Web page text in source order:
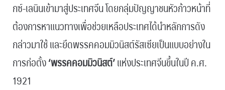
กซ์-เลนินเข้ามาสู่ประเทศจีน โดยกลุ่มปัญญาชนหัวก้าวหน้าที่
ต้องการหาแนวทางเพื่อช่วยเหลือประเทศได้นำหลักการดัง
กล่าวมาใช้ และยึดพรรคคอมมิวนิสต์รัสเซียเป็นแบบอย่างใน
การก่อตั้ง‘พรรคคอมมิวนิสต์’แห่งประเทศจีนขึ้นในปี ค.ศ.
1921